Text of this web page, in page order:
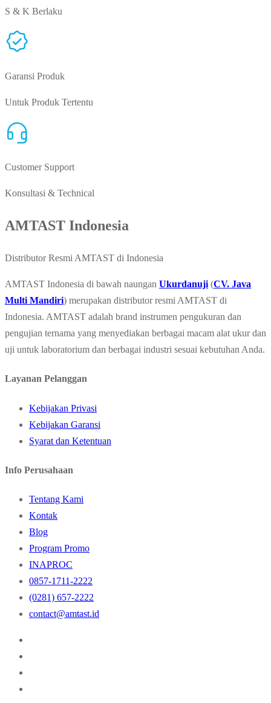
S & K Berlaku
Garansi Produk
Untuk Produk Tertentu
Customer Support
Konsultasi & Technical
AMTAST Indonesia
Distributor Resmi AMTAST di Indonesia
AMTAST Indonesia di bawah naungan Ukurdanuji (CV. Java
Multi Mandiri) merupakan distributor resmi AMTAST di
Indonesia. AMTAST adalah brand instrumen pengukuran dan
pengujian ternama yang menyediakan berbagai macam alat ukur dan
uji untuk laboratorium dan berbagai industri sesuai kebutuhan Anda.
Layanan Pelanggan
Kebijakan Privasi
Kebijakan Garansi
Syarat dan Ketentuan
Info Perusahaan
Tentang Kami
Kontak
Blog
Program Promo
INAPROC
0857-1711-2222
(0281) 657-2222
contact@amtast.id